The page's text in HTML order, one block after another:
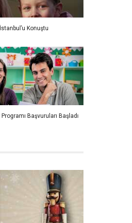
Konuştu
Başvuruları Başladı